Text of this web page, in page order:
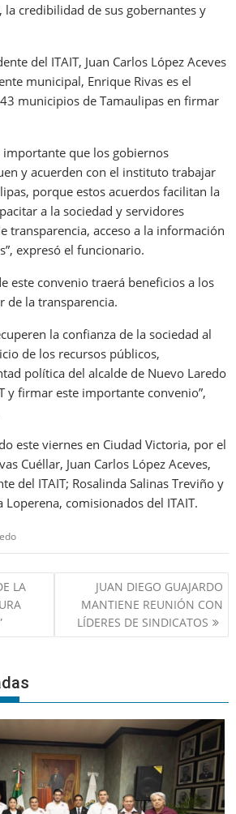
la credibilidad de sus gobernantes y
del ITAIT, Juan Carlos López Aceves
municipal, Enrique Rivas es el
municipios de Tamaulipas en firmar
importante que los gobiernos
y acuerden con el instituto trabajar
porque estos acuerdos facilitan la
a la sociedad y servidores
transparencia, acceso a la información
expresó el funcionario.
este convenio traerá beneficios a los
de la transparencia.
la confianza de la sociedad al
de los recursos públicos,
política del alcalde de Nuevo Laredo
y firmar este importante convenio”,
este viernes en Ciudad Victoria, por el
Cuéllar, Juan Carlos López Aceves,
del ITAIT; Rosalinda Salinas Treviño y
Loperena, comisionados del ITAIT.
LA
JUAN DIEGO GUAJARDO
MANTIENE REUNIÓN CON
LÍDERES DE SINDICATOS